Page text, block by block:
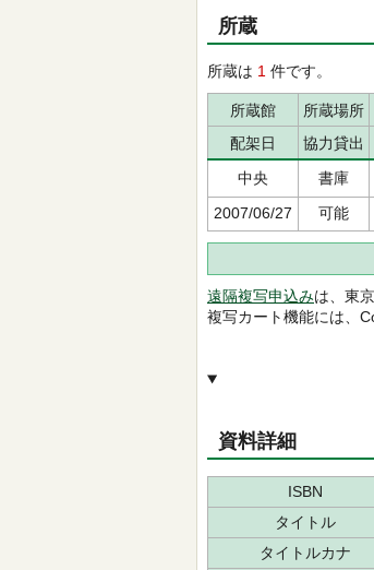
所蔵
所蔵は 1 件です。
所蔵館 所蔵場所
配架日
協力貸出
中央
書庫
2007/06/27 可能
遠隔複写申込みは、東
複写カート機能には、
資料詳細
ISBN
タイトル
タイトルカナ